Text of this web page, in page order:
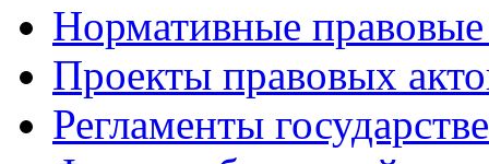
Нормативные
Проекты правовых
Регламенты